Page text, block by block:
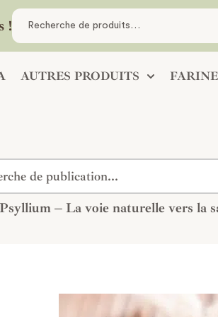
!
AUTRES PRODUITS
– La voie naturelle vers la